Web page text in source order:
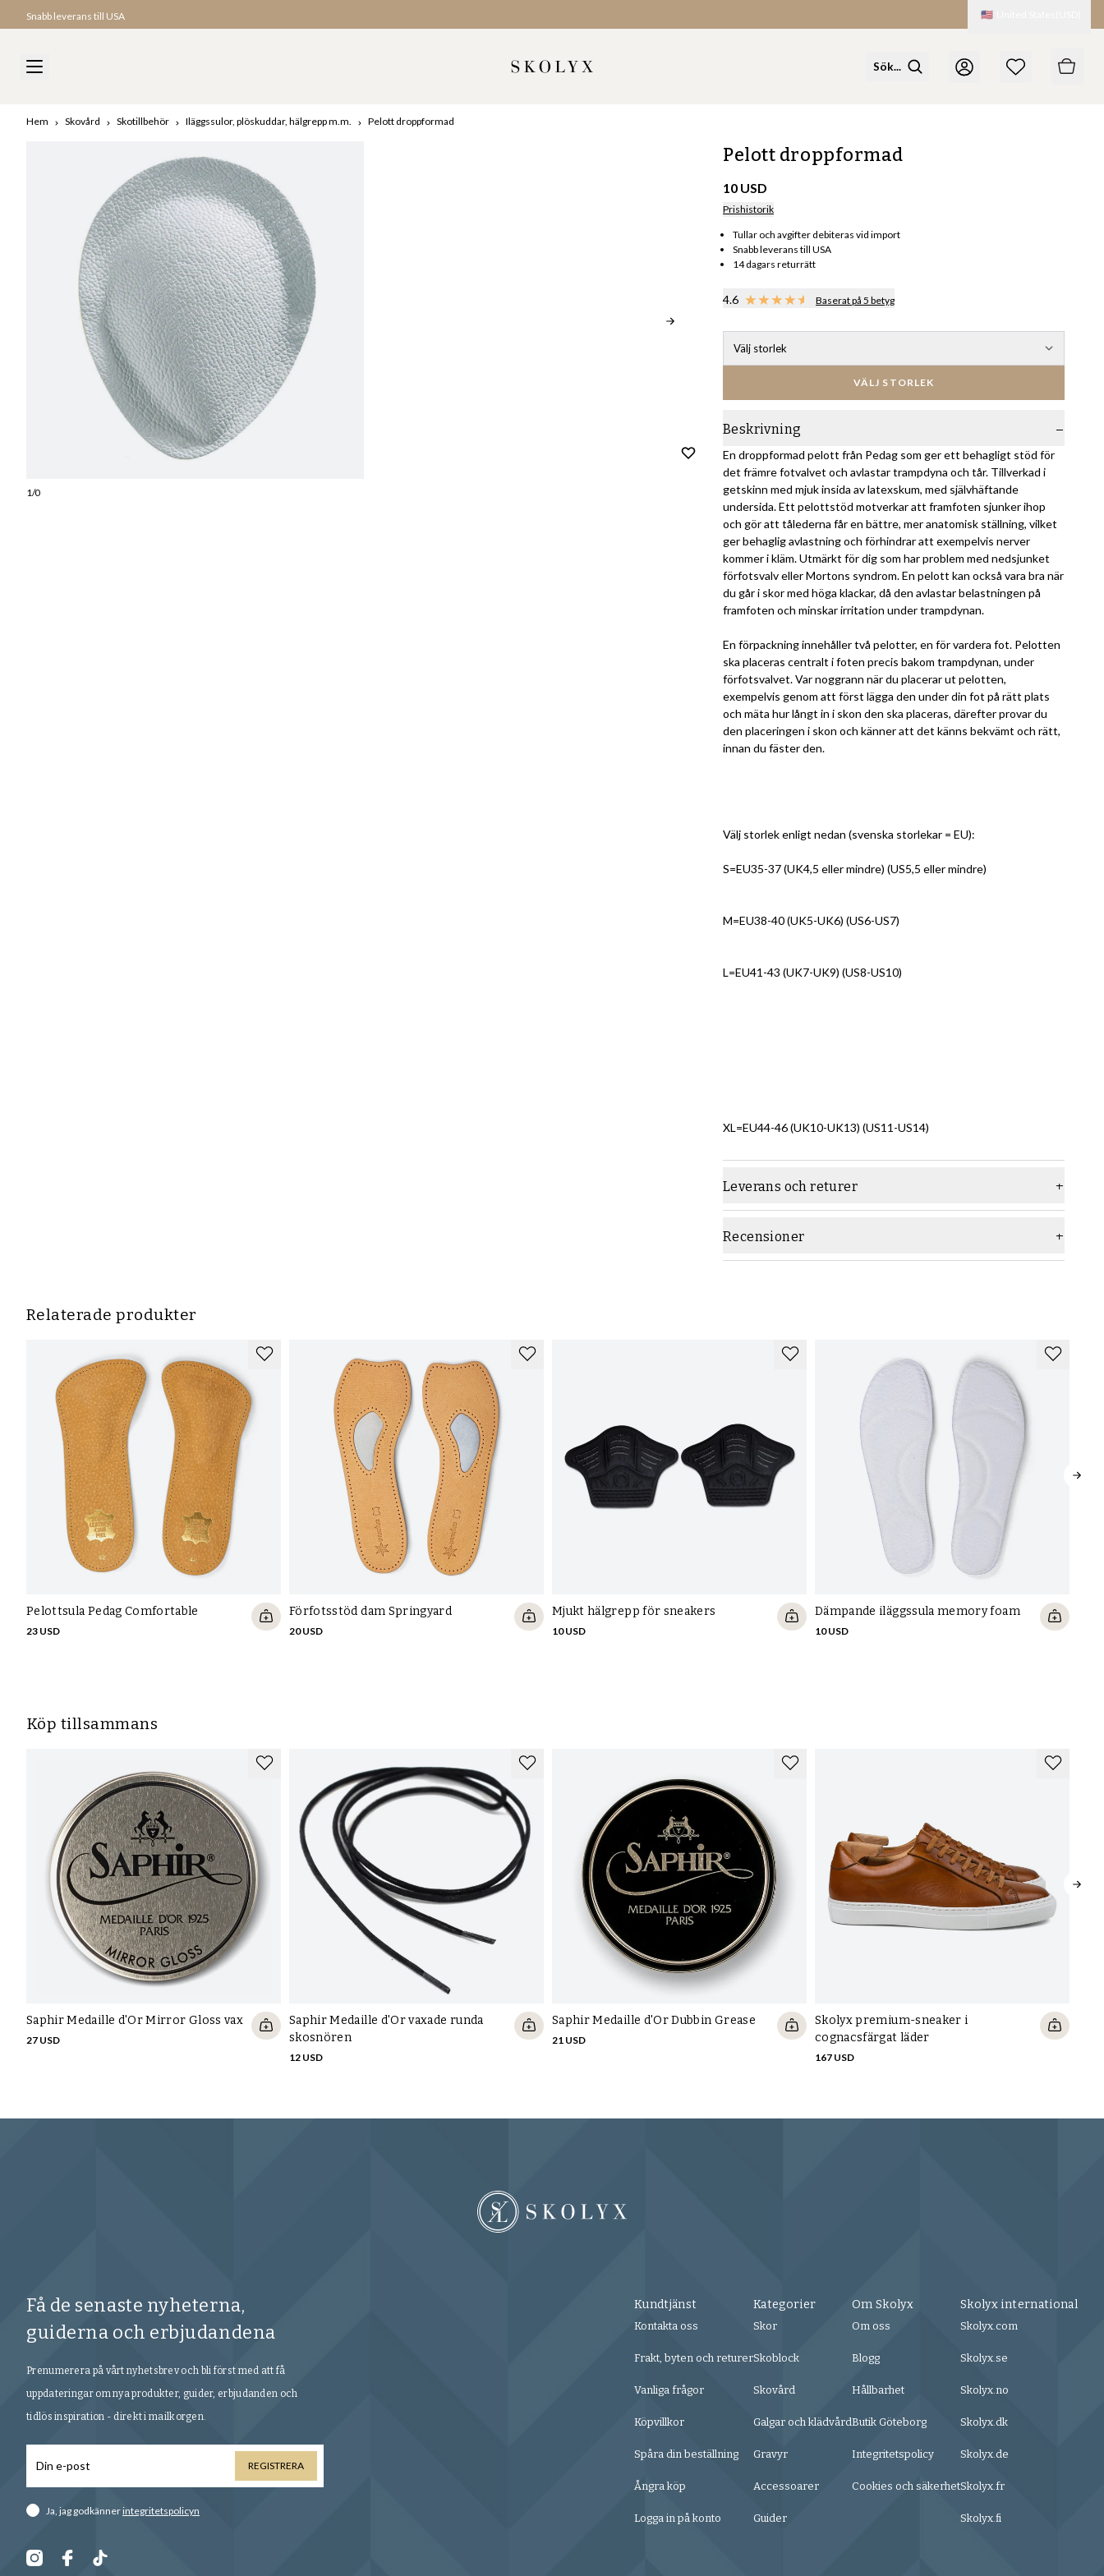
Snabb leverans till USA 🇺🇸
Hem Skovård Skotillbehör Iläggssulor, plöskuddar, hälgrepp m.m. Pelott droppformad
1/0
Pelott droppformad
10 USD
Prishistorik
Tullar och avgifter debiteras vid import
Snabb leverans till USA
14 dagars returrätt
4.6 Baserat på 5 betyg
Välj storlek
VÄLJ STORLEK
Beskrivning
En droppformad pelott från Pedag som ger ett behagligt stöd för
det främre fotvalvet och avlastar trampdyna och tår. Tillverkad i
getskinn med mjuk insida av latexskum, med självhäftande
undersida. Ett pelottstöd motverkar att framfoten sjunker ihop
och gör att tålederna får en bättre, mer anatomisk ställning, vilket
ger behaglig avlastning och förhindrar att exempelvis nerver
kommer i kläm. Utmärkt för dig som har problem med nedsjunket
förfotsvalv eller Mortons syndrom. En pelott kan också vara bra när
du går i skor med höga klackar, då den avlastar belastningen på
framfoten och minskar irritation under trampdynan.
En förpackning innehåller två pelotter, en för vardera fot. Pelotten
ska placeras centralt i foten precis bakom trampdynan, under
förfotsvalvet. Var noggrann när du placerar ut pelotten,
exempelvis genom att först lägga den under din fot på rätt plats
och mäta hur långt in i skon den ska placeras, därefter provar du
den placeringen i skon och känner att det känns bekvämt och rätt,
innan du fäster den.
Välj storlek enligt nedan (svenska storlekar = EU):
S=EU35-37 (UK4,5 eller mindre) (US5,5 eller mindre)
M=EU38-40 (UK5-UK6) (US6-US7)
L=EU41-43 (UK7-UK9) (US8-US10)
XL=EU44-46 (UK10-UK13) (US11-US14)
Leverans och returer
Recensioner
Relaterade produkter
Pelottsula Pedag Comfortable
23 USD
Förfotsstöd dam Springyard
20 USD
Mjukt hälgrepp för sneakers
10 USD
Dämpande iläggssula memory foam
10 USD
Köp tillsammans
Saphir Medaille d'Or Mirror Gloss vax
27 USD
Saphir Medaille d'Or vaxade runda
skosnören
12 USD
Saphir Medaille d'Or Dubbin Grease
21 USD
Skolyx premium-sneaker i
cognacsfärgat läder
167 USD
Få de senaste nyheterna,
guiderna och erbjudandena
Prenumerera på vårt nyhetsbrev och bli först med att få
uppdateringar om nya produkter, guider, erbjudanden och
tidlös inspiration - direkt i mailkorgen.
REGISTRERA
Ja, jag godkännerintegritetspolicyn
Kundtjänst
Kontakta oss
Frakt, byten och returer
Vanliga frågor
Köpvillkor
Spåra din beställning
Ångra köp
Logga in på konto
Kategorier
Skor
Skoblock
Skovård
Galgar och klädvård
Gravyr
Accessoarer
Guider
Om Skolyx
Om oss
Blogg
Hållbarhet
Butik Göteborg
Integritetspolicy
Cookies och säkerhet
Skolyx international
Skolyx.com
Skolyx.se
Skolyx.no
Skolyx.dk
Skolyx.de
Skolyx.fr
Skolyx.fi